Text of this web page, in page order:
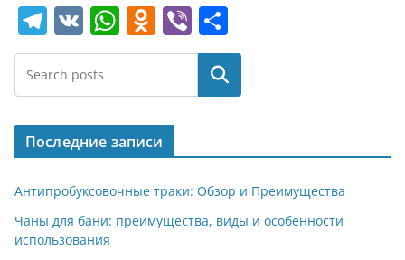
T
el
e
gr
a
m
V
K
W
h
s
A
p
p
O
d
o
kl
a
ss
ni
Vi
b
er
т
п
р
в
и
т
Поиск
Последние записи
Антипробуксовочные траки: Обзор и Преимущества
Чаны для бани: преимущества, виды и особенности
использования